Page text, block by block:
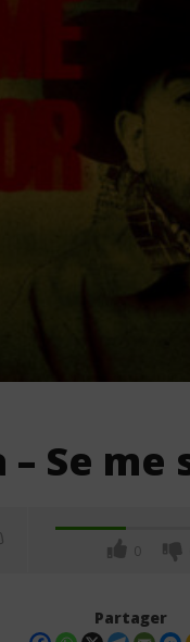
Se
0
Partager